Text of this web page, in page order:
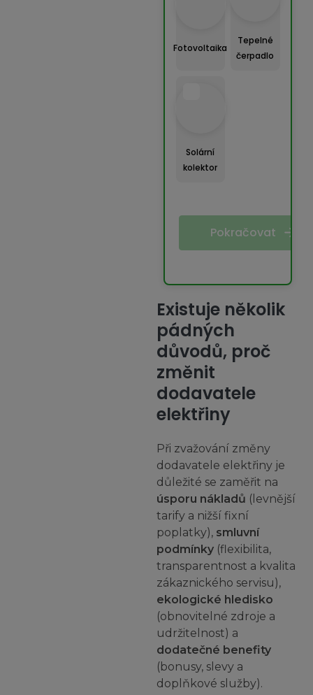
Fotovoltaika
Tepelné
čerpadlo
Solární
kolektor
Pokračovat
Existuje několik
pádných
důvodů, proč
změnit
dodavatele
elektřiny
Při zvažování změny
dodavatele elektřiny je
důležité se zaměřit na
úsporu nákladů (levnější
tarify a nižší fixní
poplatky), smluvní
podmínky (flexibilita,
transparentnost a kvalita
zákaznického servisu),
ekologické hledisko
(obnovitelné zdroje a
udržitelnost) a
dodatečné benefity
(bonusy, slevy a
doplňkové služby).